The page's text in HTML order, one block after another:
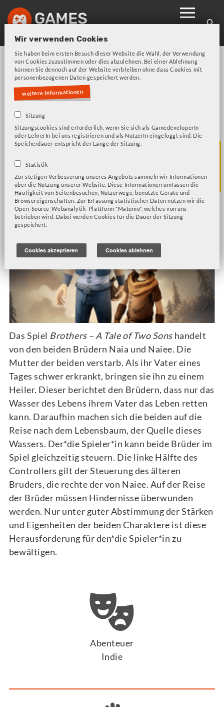
Skip
to
main
navigation
Fehlermeldung
Bitte beachten Sie unsere Frage zu Cookies!
Brothers - A Tale of
Two Sons
Wir verwenden Cookies
Sie haben beim ersten Besuch dieser Website die Wahl, der Verwendung
von Cookies zuzustimmen oder dies abzulehnen. Bei einer Ablehnung
können Sie dennoch auf der Website verbleiben ohne dass Cookies mit
personenbezogenen Daten gespeichert werden.
weitere Informationen
Sitzung
Sitzungscookies sind erforderlich, wenn Sie sich als GamedeveloperIn
oder LehrerIn bei uns registrieren und als NutzerIn eingeloggt sind. Die
Speicherdauer entspricht der Länge der Sitzung.
Statistik
Zur stetigen Verbesserung unseres Angebots sammeln wir Informationen
über die Nutzung unserer Website. Diese Informationen umfassen die
Häufigkeit von Seitenbesuchen, Nutzerwege, benutzte Geräte und
Browsereigenschaften. Zur Erfassung statistischer Daten nutzen wir die
Open-Source-Webanalytik-Plattform "Matomo", welches von uns
betrieben wird. Dabei werden Cookies für die Dauer der Sitzung
gespeichert.
Cookies akzeptieren Cookies ablehnen
Das Spiel Brothers – A Tale of Two Sonshandelt
von den beiden Brüdern Naia und Naiee. Die
Mutter der beiden verstarb. Als ihr Vater eines
Tages schwer erkrankt, bringen sie ihn zu einem
Heiler. Dieser berichtet den Brüdern, dass nur das
Wasser des Lebens ihrem Vater das Leben retten
kann. Daraufhin machen sich die beiden auf die
Reise nach dem Lebensbaum, der Quelle dieses
Wassers. Der*die Spieler*in kann beide Brüder im
Spiel gleichzeitig steuern. Die linke Hälfte des
Controllers gilt der Steuerung des älteren
Bruders, die rechte der von Naiee. Auf der Reise
der Brüder müssen Hindernisse überwunden
werden. Nur unter guter Abstimmung der Stärken
und Eigenheiten der beiden Charaktere ist diese
Herausforderung für den*die Spieler*in zu
bewältigen.
Abenteuer
Indie